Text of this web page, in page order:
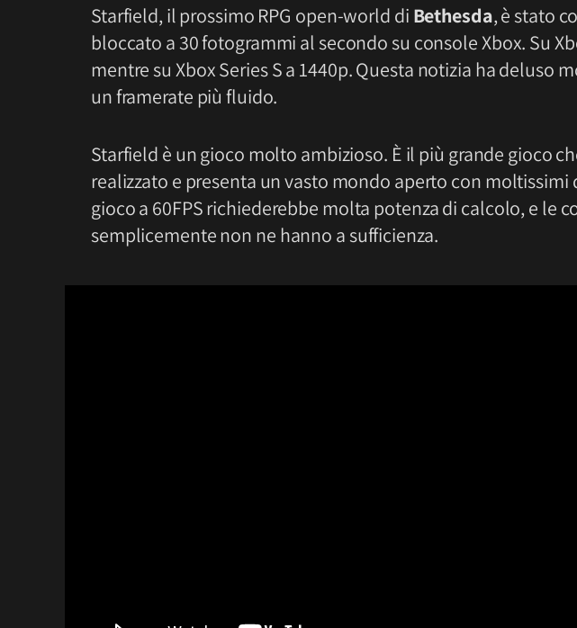
Starfield, il prossimo RPG open-world di Bethesda, è stato
bloccato a 30 fotogrammi al secondo su console Xbox. Su
mentre su Xbox Series S a 1440p. Questa notizia ha deluso
un framerate più fluido.
Starfield è un gioco molto ambizioso. È il più grande gioco
realizzato e presenta un vasto mondo aperto con moltissimi
gioco a 60FPS richiederebbe molta potenza di calcolo, e le
semplicemente non ne hanno a sufficienza.